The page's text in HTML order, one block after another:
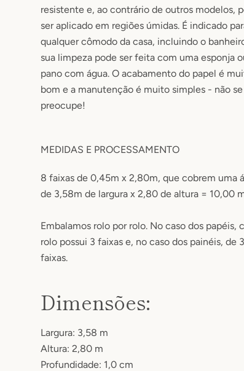
resistente e, ao contrário de outros modelos,
ser aplicado em regiões úmidas. Éindicado
qualquer cômodo da casa, incluindo o
sua limpeza pode ser feita com uma esponja
pano com água. O acabamento do papel é
bom e a manutenção é muito simples - não se
preocupe!
MEDIDAS E PROCESSAMENTO
8 faixas de 0,45m x 2,80m, que cobrem uma
de 3,58m de largura x 2,80 de altura = 10,00
Embalamos rolo por rolo. No caso dos papéis,
rolo possui 3 faixas e, no caso dos painéis, de
faixas.
Dimensões:
Largura: 3,58 m
Altura: 2,80 m
Profundidade: 1,0 cm